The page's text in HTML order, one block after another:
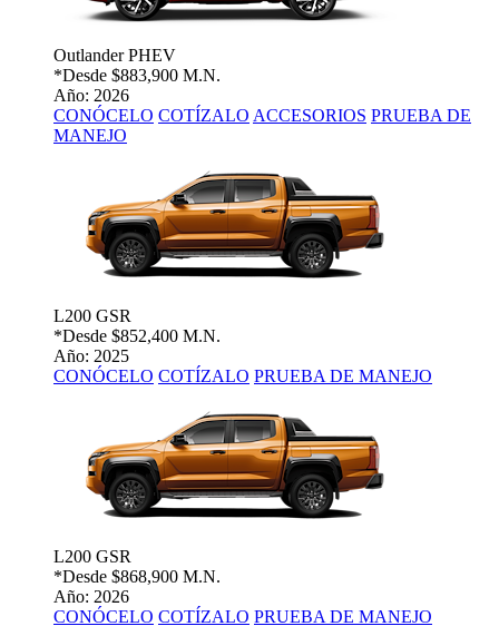
Outlander PHEV
*Desde $883,900 M.N.
Año: 2026
CONÓCELO COTÍZALO ACCESORIOS PRUEBA DE
MANEJO
L200 GSR
*Desde $852,400 M.N.
Año: 2025
CONÓCELO COTÍZALO PRUEBA DE MANEJO
L200 GSR
*Desde $868,900 M.N.
Año: 2026
CONÓCELO COTÍZALO PRUEBA DE MANEJO